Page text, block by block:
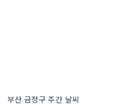
부산 금정구 주간 날씨